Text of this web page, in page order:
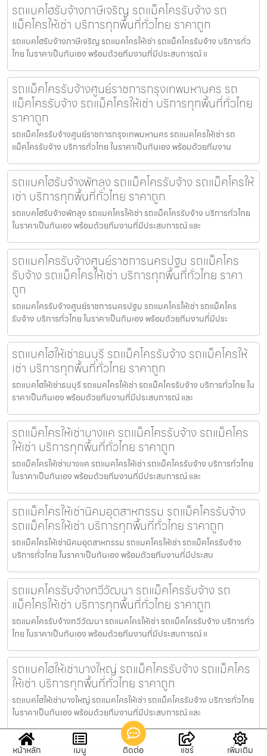
รถแบคโฮรับจ้างภาษีเจริญ รถแม็คโครรับจ้าง รถ
แม็คโครให้เช่า บริการทุกพื้นที่ทั่วไทย ราคาถูก
รถแบคโฮรับจ้างภาษีเจริญ รถแมคโครให้เช่า รถแม็คโครรับจ้าง บริการทั่ว
ไทย ในราคาเป็นกันเอง พร้อมด้วยทีมงานที่มีประสบการณ์ แ
รถแม็คโครรับจ้างศูนย์ราชการกรุงเทพมหานคร รถ
แม็คโครรับจ้าง รถแม็คโครให้เช่า บริการทุกพื้นที่ทั่วไทย
ราคาถูก
รถแม็คโครรับจ้างศูนย์ราชการกรุงเทพมหานคร รถแมคโครให้เช่า รถ
แม็คโครรับจ้าง บริการทั่วไทย ในราคาเป็นกันเอง พร้อมด้วยทีมงาน
รถแบคโฮรับจ้างพัทลุง รถแม็คโครรับจ้าง รถแม็คโครให้
เช่า บริการทุกพื้นที่ทั่วไทย ราคาถูก
รถแบคโฮรับจ้างพัทลุง รถแมคโครให้เช่า รถแม็คโครรับจ้าง บริการทั่วไทย
ในราคาเป็นกันเอง พร้อมด้วยทีมงานที่มีประสบการณ์ และ
รถแมคโครรับจ้างศูนย์ราชการนครปฐม รถแม็คโคร
รับจ้าง รถแม็คโครให้เช่า บริการทุกพื้นที่ทั่วไทย ราคา
ถูก
รถแมคโครรับจ้างศูนย์ราชการนครปฐม รถแมคโครให้เช่า รถแม็คโคร
รับจ้าง บริการทั่วไทย ในราคาเป็นกันเอง พร้อมด้วยทีมงานที่มีประ
รถแบคโฮให้เช่าธนบุรี รถแม็คโครรับจ้าง รถแม็คโครให้
เช่า บริการทุกพื้นที่ทั่วไทย ราคาถูก
รถแบคโฮให้เช่าธนบุรี รถแมคโครให้เช่า รถแม็คโครรับจ้าง บริการทั่วไทย ใน
ราคาเป็นกันเอง พร้อมด้วยทีมงานที่มีประสบการณ์ และ
รถแม็คโครให้เช่าบางแค รถแม็คโครรับจ้าง รถแม็คโคร
ให้เช่า บริการทุกพื้นที่ทั่วไทย ราคาถูก
รถแม็คโครให้เช่าบางแค รถแมคโครให้เช่า รถแม็คโครรับจ้าง บริการทั่วไทย
ในราคาเป็นกันเอง พร้อมด้วยทีมงานที่มีประสบการณ์ และ
รถแม็คโครให้เช่านิคมอุตสาหกรรม รถแม็คโครรับจ้าง
รถแม็คโครให้เช่า บริการทุกพื้นที่ทั่วไทย ราคาถูก
รถแม็คโครให้เช่านิคมอุตสาหกรรม รถแมคโครให้เช่า รถแม็คโครรับจ้าง
บริการทั่วไทย ในราคาเป็นกันเอง พร้อมด้วยทีมงานที่มีประสบ
รถแมคโครรับจ้างทวีวัฒนา รถแม็คโครรับจ้าง รถ
แม็คโครให้เช่า บริการทุกพื้นที่ทั่วไทย ราคาถูก
รถแมคโครรับจ้างทวีวัฒนา รถแมคโครให้เช่า รถแม็คโครรับจ้าง บริการทั่ว
ไทย ในราคาเป็นกันเอง พร้อมด้วยทีมงานที่มีประสบการณ์ แ
รถแบคโฮให้เช่าบางใหญ่ รถแม็คโครรับจ้าง รถแม็คโคร
ให้เช่า บริการทุกพื้นที่ทั่วไทย ราคาถูก
รถแบคโฮให้เช่าบางใหญ่ รถแมคโครให้เช่า รถแม็คโครรับจ้าง บริการทั่วไทย
ในราคาเป็นกันเอง พร้อมด้วยทีมงานที่มีประสบการณ์ และ
รถแมคโครรับจ้างนิคมอุตสาหกรรมอมตะซิตี้ ระยอง
หน้าหลัก เมนู ติดต่อ แชร์ เพิ่มเติม